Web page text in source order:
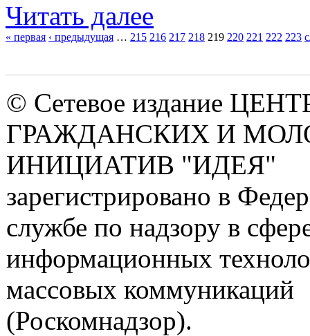
Читать далее
« первая ‹ предыдущая … 215 216 217 218 219 220 221 222 223
© Сетевое издание
ГРАЖДАНСКИХ И
ИНИЦИАТИВ "ИДЕЯ"
зарегистрировано в
службе по надзору в
информационных
массовых коммуникаций
(Роскомнадзор).